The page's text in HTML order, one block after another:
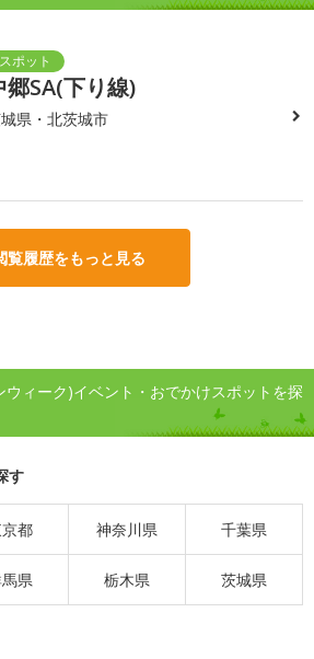
郷SA(下り線)
県・北茨城市
覧履歴をもっと見る
ウィーク)イベント・おでかけスポットを探
す
都 神奈川県 千葉県
県 栃木県 茨城県